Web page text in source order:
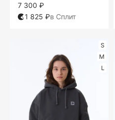
7 300 ₽
1 825 ₽в Сплит
S
M
L